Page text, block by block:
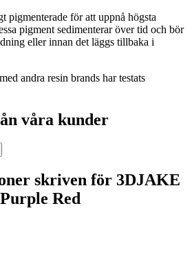
pigmenterade för att uppnå högsta
pigment sedimenterar över tid och bör
eller innan det läggs tillbaka i
andra resin brands har testats
våra kunder
skriven för 3DJAKE
Red